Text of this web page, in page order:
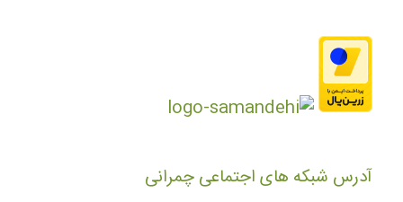
آدرس شبکه های اجتماعی چمرانی